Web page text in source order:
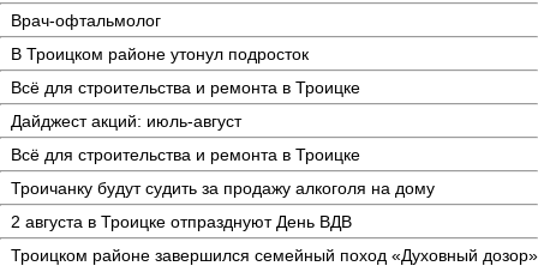
Врач-офтальмолог
В Троицком районе утонул подросток
Всё для строительства и ремонта в Троицке
Дайджест акций: июль-август
Всё для строительства и ремонта в Троицке
Троичанку будут судить за продажу алкоголя на дому
2 августа в Троицке отпразднуют День ВДВ
Троицком районе завершился семейный поход «Духовный дозор»